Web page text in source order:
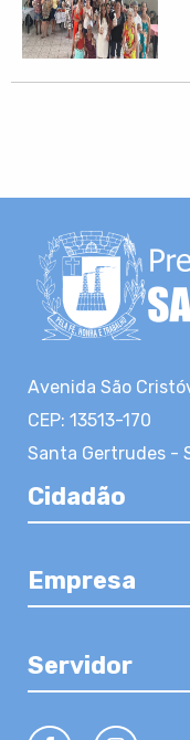
Avenida São
CEP: 13513-170
Santa Gertrudes -
Cidadão
Empresa
Servidor